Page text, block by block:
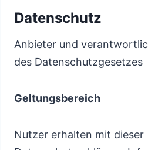
Datenschutz
Anbieter und
des Datenschutzgesetzes
Geltungsbereich
Nutzer erhalten mit dieser